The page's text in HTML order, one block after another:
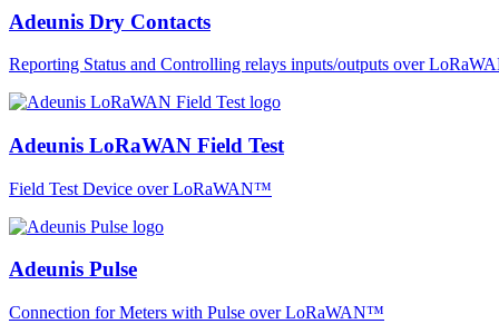
Adeunis Dry Contacts
Reporting Status and Controlling relays inputs/outputs over
Adeunis LoRaWAN Field Test
Field Test Device over LoRaWAN™
Adeunis Pulse
Connection for Meters with Pulse over LoRaWAN™